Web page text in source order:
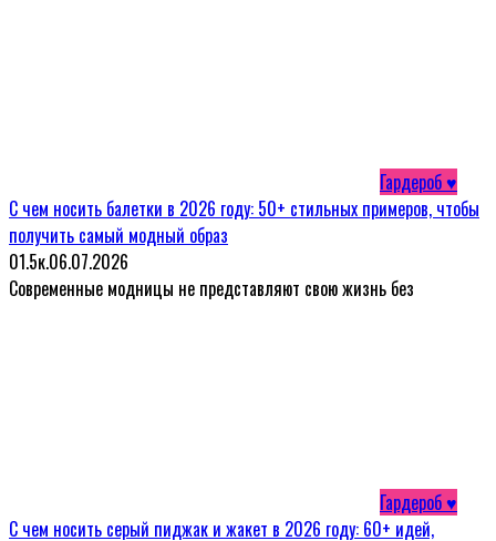
Гардероб ♥
С чем носить балетки в 2026 году: 50+ стильных примеров, чтобы
получить самый модный образ
01.5к.06.07.2026
Современные модницы не представляют свою жизнь без
Гардероб ♥
С чем носить серый пиджак и жакет в 2026 году: 60+ идей,